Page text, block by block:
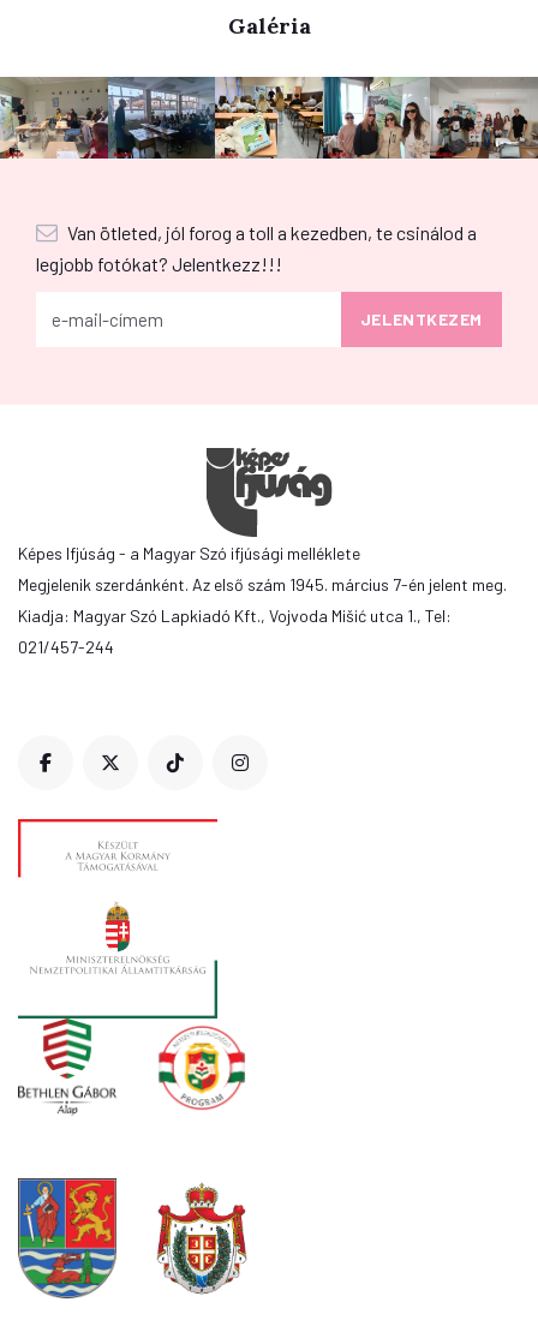
Galéria
Van ötleted, jól forog a toll a kezedben, te csinálod a
legjobb fotókat? Jelentkezz!!!
Képes Ifjúság - a Magyar Szó ifjúsági melléklete
Megjelenik szerdánként. Az első szám 1945. március 7-én jelent meg.
Kiadja: Magyar Szó Lapkiadó Kft., Vojvoda Mišić utca 1., Tel:
021/457-244